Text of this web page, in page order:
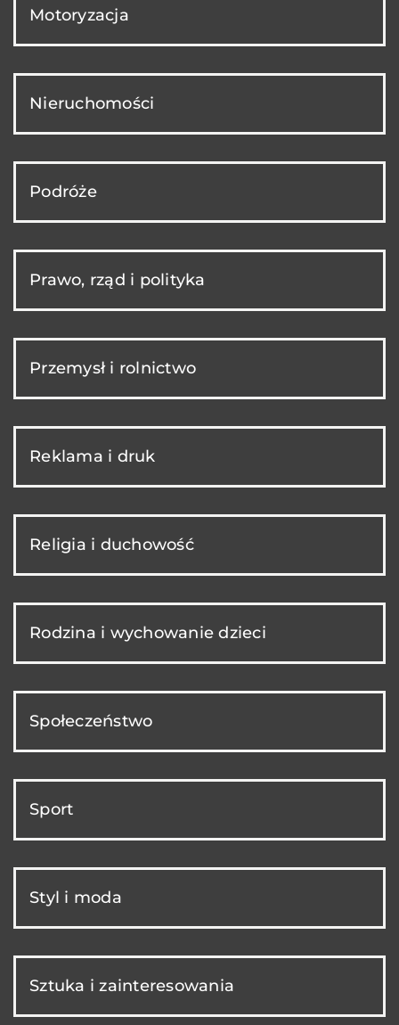
Motoryzacja
Nieruchomości
Podróże
Prawo, rząd i polityka
Przemysł i rolnictwo
Reklama i druk
Religia i duchowość
Rodzina i wychowanie dzieci
Społeczeństwo
Sport
Styl i moda
Sztuka i zainteresowania